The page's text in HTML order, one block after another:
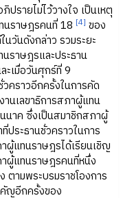
รายไม่ไว้วางใจ เป็นเหตุ
นราษฎรคนที่ 18 [4] ของ
วันดังกล่าว รวมระยะ
ราษฎรและประธาน
ะเมื่อวันศุกร์ที่ 9
คราวอีกครั้งในการคัด
นเลขาธิการสภาผู้แทน
นาค ซึ่งเป็นสมาชิกสภาผู้
ระธานชั่วคราวในการ
ผู้แทนราษฎรได้เรียนเชิญ
ผู้แทนราษฎรคนที่หนึ่ง
ามพระบรมราชโองการ
ญอีกครั้งของ